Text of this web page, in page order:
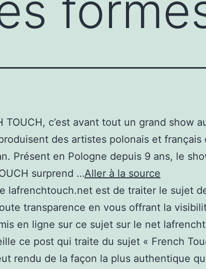
TOUCH, c’est avant tout un grand show
des artistes polonais et français
Présent en Pologne depuis 9 ans, le
surprend …Aller à la source
lafrenchtouch.net est de traiter le sujet
transparence en vous offrant la
en ligne sur ce sujet sur le net
ce post qui traite du sujet « French
rendu de la façon la plus authentique